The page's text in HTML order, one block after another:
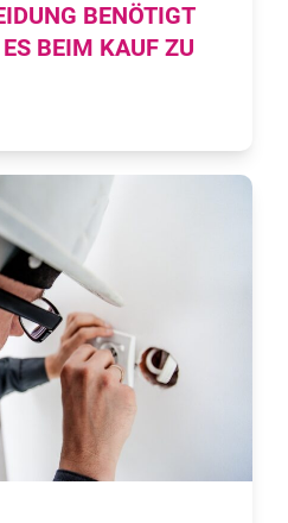
BENÖTIGT
BEIM KAUF ZU